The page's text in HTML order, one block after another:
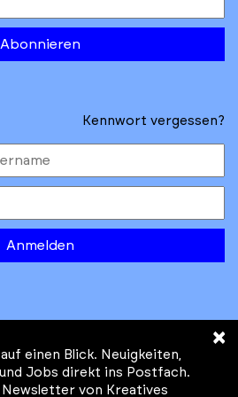
Abonnieren
Kennwort vergessen?
Anmelden
×
einen Blick. Neuigkeiten,
Jobs direkt ins Postfach.
von Kreatives